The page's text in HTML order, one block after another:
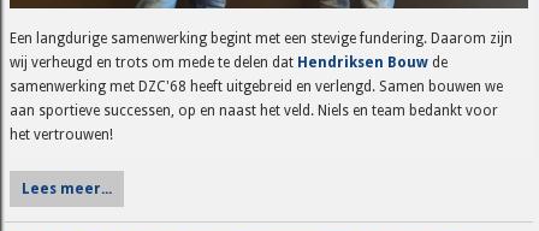
Een langdurige samenwerking begint met een stevige fundering. Daarom zijn
wij verheugd en trots om mede te delen dat Hendriksen Bouw de
samenwerking met DZC'68 heeft uitgebreid en verlengd. Samen bouwen we
aan sportieve successen, op en naast het veld. Niels en team bedankt voor
het vertrouwen!
Lees meer...